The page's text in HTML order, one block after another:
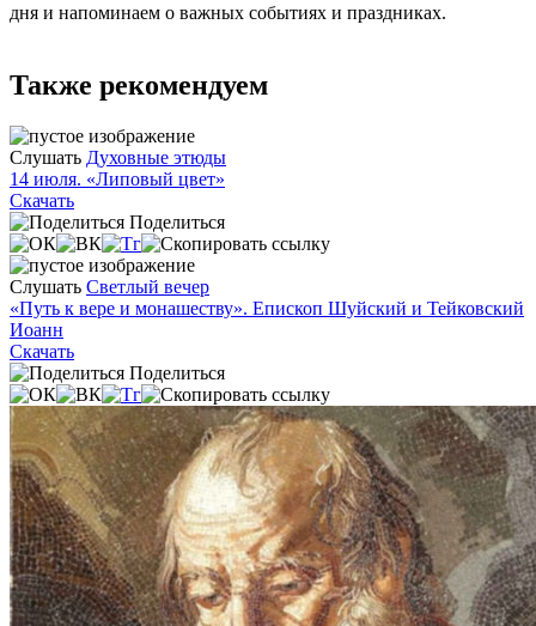
дня и напоминаем о важных событиях и праздниках.
Также рекомендуем
Слушать Духовные этюды
14 июля. «Липовый цвет»
Скачать
Поделиться
Слушать Светлый вечер
«Путь к вере и монашеству». Епископ Шуйский и Тейковский
Иоанн
Скачать
Поделиться